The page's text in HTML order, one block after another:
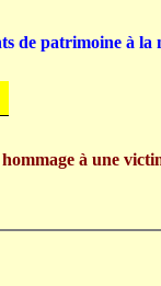
à une
de patrimoine à la